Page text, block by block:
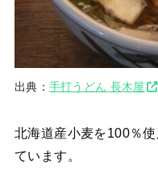
出典： 手打うどん 長木屋
北海道産小麦を100％
ています。